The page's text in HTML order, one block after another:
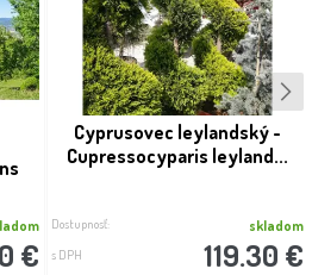
€
Cyprusovec leylandský -
Cupressocyparis leyland...
Dostupnosť: skladom
s DPH 119.30 €